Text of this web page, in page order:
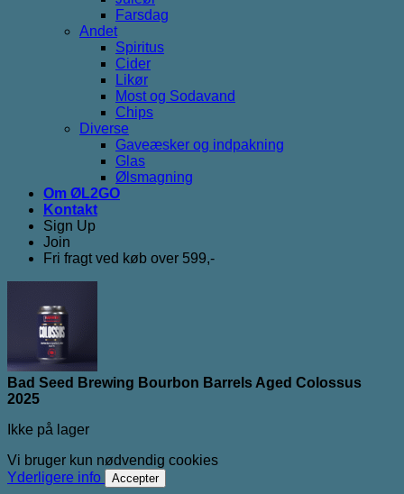
Farsdag
Andet
Spiritus
Cider
Likør
Most og Sodavand
Chips
Diverse
Gaveæsker og indpakning
Glas
Ølsmagning
Om ØL2GO
Kontakt
Sign Up
Join
Fri fragt ved køb over 599,-
Bad Seed Brewing Bourbon Barrels Aged Colossus
2025
Ikke på lager
Vi bruger kun nødvendig cookies
Yderligere info
Accepter